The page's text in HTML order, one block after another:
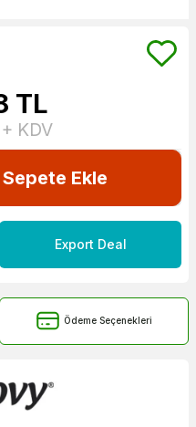
TL
KDV
Sepete Ekle
Export Deal
Ödeme Seçenekleri